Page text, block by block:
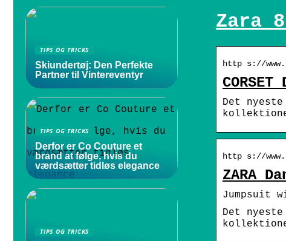
Zara
http s://
Det
http s://
ZARA
Jumpsuit
Det
TIPS OG TRICKS
Skiundertøj: Den Perfekte
Partner til Vintereventyr
TIPS OG TRICKS
Derfor er Co Couture et
brand at følge, hvis du
værdsætter tidløs elegance
TIPS OG TRICKS